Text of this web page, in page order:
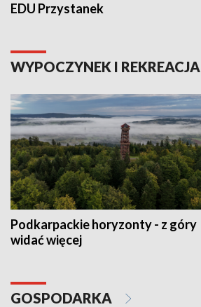
EDU Przystanek
WYPOCZYNEK I REKREACJA
Podkarpackie horyzonty - z góry
widać więcej
GOSPODARKA